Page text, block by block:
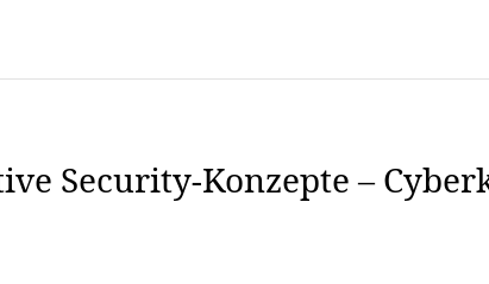
Security-Konzepte –